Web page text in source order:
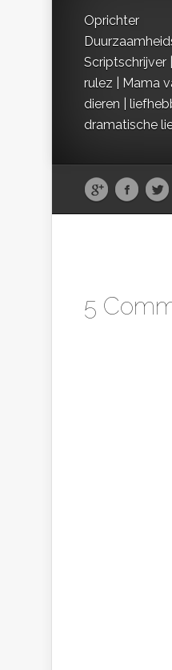
Oprichter
Scriptschrijver
rulez | Mama
dieren |
dramatische
5